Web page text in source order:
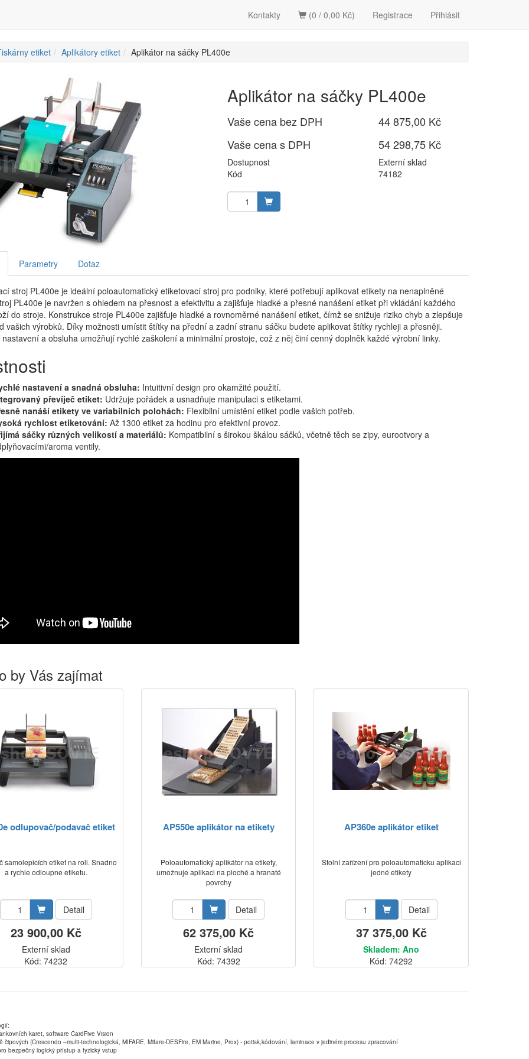
Registrace Přihlásit
Kontakty (0 / 0,00 Kč)
etiket Aplikátory etiket Aplikátor na sáčky PL400e
Aplikátor na sáčky PL400e
Vaše cena bez DPH
44 875,00 Kč
Vaše cena s DPH
54 298,75 Kč
Dostupnost
Externí sklad
Kód
74182
Parametry Dotaz
stroj PL400e je ideální poloautomatický etiketovací stroj pro podniky, které potřebují aplikovat etikety na nenaplněné
PL400e je navržen s ohledem na přesnost a efektivitu a zajišťuje hladké a přesné nanášení etiket při vkládání každého
do stroje. Konstrukce stroje PL400e zajišťuje hladké a rovnoměrné nanášení etiket, čímž se snižuje riziko chyb a zlepšuje
vašich výrobků. Díky možnosti umístit štítky na přední a zadní stranu sáčku budete aplikovat štítky rychleji a přesněji.
a obsluha umožňují rychlé zaškolení a minimální prostoje, což z něj činí cenný doplněk každé výrobní linky.
nastavení a snadná obsluha: Intuitivní design pro okamžité použití.
převíječ etiket: Udržuje pořádek a usnadňuje manipulaci s etiketami.
nanáší etikety ve variabilních polohách: Flexibilní umístění etiket podle vašich potřeb.
rychlost etiketování: Až 1300 etiket za hodinu pro efektivní provoz.
sáčky různých velikostí a materiálů: Kompatibilní s širokou škálou sáčků, včetně těch se zipy, eurootvory a
aroma ventily.
by Vás zajímat
odlupovač/podavač etiket
samolepicích etiket na roli. Snadno
a rychle odloupne etiketu.
Detail
23 900,00 Kč
Externí sklad
Kód: 74232
AP550e aplikátor na etikety
Poloautomatický aplikátor na etikety,
umožnuje aplikaci na ploché a hranaté
povrchy
Detail
62 375,00 Kč
Externí sklad
Kód: 74392
AP360e aplikátor etiket
Stolní zařízení pro poloautomaticku aplikaci
jedné etikety
Detail
37 375,00 Kč
Skladem: Ano
Kód: 74292
karet, software CardFive Vision
(Crescendo –multi-technologická, MIFARE, Mifare-DESFire, EM Marine, Prox) - potisk,kódování, laminace v jediném procesu zpracování
bezpečný logický přístup a fyzický vstup